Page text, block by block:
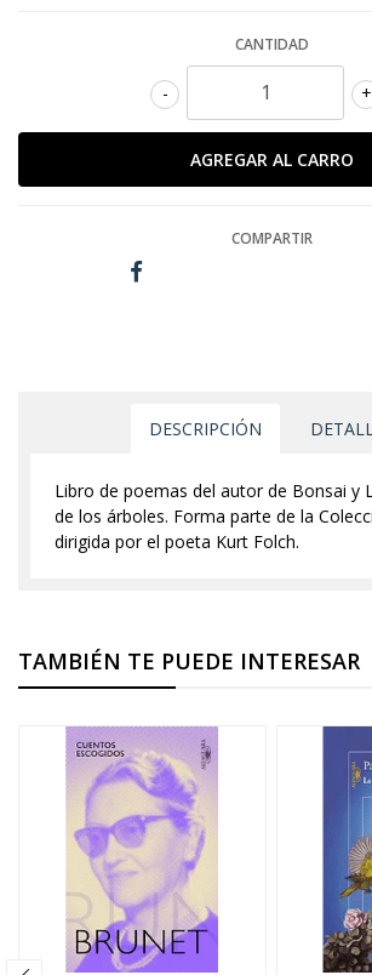
CANTIDAD
+
-
COMPARTIR
DESCRIPCIÓN
Libro de poemas del autor de Bonsai y
de los árboles. Forma parte de la
dirigida por el poeta Kurt Folch.
TAMBIÉN TE PUEDE INTERESAR